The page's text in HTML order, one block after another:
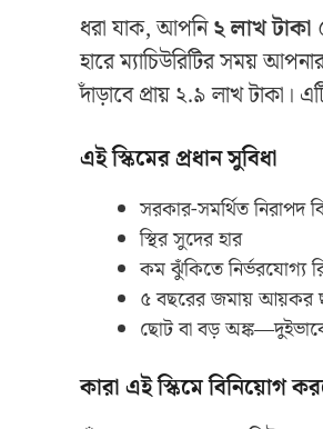
ধরা যাক, আপনি২ লাখ টাকা
হারে ম্যাচিউরিটির সময়
দাঁড়াবে প্রায় ২.৯ লাখ টাকা।
এই স্কিমের প্রধান সুবিধা
সরকার-সমর্থিত নিরাপদ
স্থির সুদের হার
কম ঝুঁকিতে নির্ভরযোগ্য
৫ বছরের জমায় আয়কর
ছোট বা বড়
কারা এই স্কিমে বিনিয়োগ